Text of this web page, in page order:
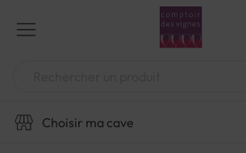
contenu
Choisir ma cave